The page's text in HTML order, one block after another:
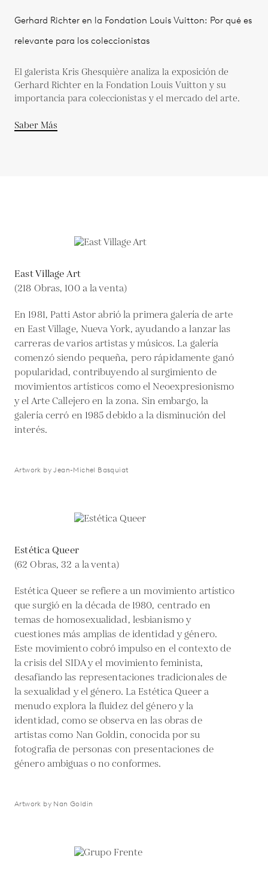
Gerhard Richter en la Fondation Louis Vuitton: Por qué es
relevante para los coleccionistas
El galerista Kris Ghesquière analiza la exposición de
Gerhard Richter en la Fondation Louis Vuitton y su
importancia para coleccionistas y el mercado del arte.
Saber Más
East Village Art
(218 Obras, 100 a la venta)
En 1981, Patti Astor abrió la primera galería de arte
en East Village, Nueva York, ayudando a lanzar las
carreras de varios artistas y músicos. La galería
comenzó siendo pequeña, pero rápidamente ganó
popularidad, contribuyendo al surgimiento de
movimientos artísticos como el Neoexpresionismo
y el Arte Callejero en la zona. Sin embargo, la
galería cerró en 1985 debido a la disminución del
interés.
Artwork by Jean-Michel Basquiat
Estética Queer
(62 Obras, 32 a la venta)
Estética Queer se refiere a un movimiento artístico
que surgió en la década de 1980, centrado en
temas de homosexualidad, lesbianismo y
cuestiones más amplias de identidad y género.
Este movimiento cobró impulso en el contexto de
la crisis del SIDA y el movimiento feminista,
desafiando las representaciones tradicionales de
la sexualidad y el género. La Estética Queer a
menudo explora la fluidez del género y la
identidad, como se observa en las obras de
artistas como Nan Goldin, conocida por su
fotografía de personas con presentaciones de
género ambiguas o no conformes.
Artwork by Nan Goldin